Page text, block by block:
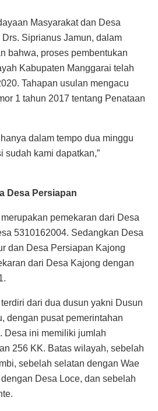
Masyarakat dan Desa
Siprianus Jamun, dalam
bahwa, proses pembentukan
Kabupaten Manggarai telah
Tahapan usulan mengacu
1 tahun 2017 tentang Penataan
dalam tempo dua minggu
sudah kami dapatkan,”
Desa Persiapan
pemekaran dari Desa
5310162004. Sedangkan Desa
dan Desa Persiapan Kajong
dari Desa Kajong dengan
dari dua dusun yakni Dusun
dengan pusat pemerintahan
Desa ini memiliki jumlah
256 KK. Batas wilayah, sebelah
sebelah selatan dengan Wae
Desa Loce, dan sebelah